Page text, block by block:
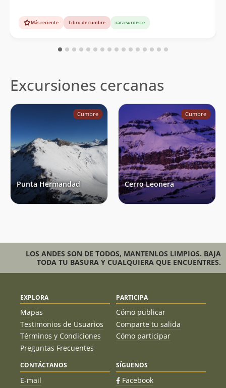
Más reciente Libro de cumbre cara suroeste
Excursiones cercanas
Cumbre
Punta Hermandad
Cumbre
Cerro Leonera
LOS ANDES SON DE TODOS, MANTENLOS LIMPIOS. BAJA
TODA TU BASURA Y CUALQUIERA QUE ENCUENTRES.
EXPLORA
Mapas
Testimonios de Usuarios
Términos y Condiciones
Preguntas Frecuentes
PARTICIPA
Cómo publicar
Comparte tu salida
Cómo participar
CONTÁCTANOS
E-mail
SÍGUENOS
Facebook